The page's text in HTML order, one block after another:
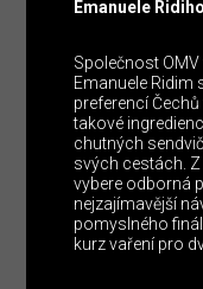
Emanuele Ridiho
Společnost
Emanuele
preferencí
takové
chutných
svých cestách.
vybere odborná
nejzajímavější
pomyslného
kurz vaření pro